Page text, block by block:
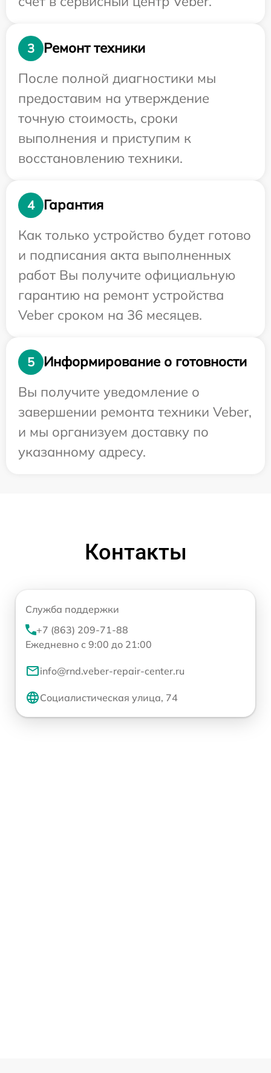
3
Ремонт техники
После полной диагностики мы
предоставим на утверждение
точную стоимость, сроки
выполнения и приступим к
восстановлению техники.
4
Гарантия
Как только устройство будет готово
и подписания акта выполненных
работ Вы получите официальную
гарантию на ремонт устройства
Veber сроком на 36 месяцев.
5
Информирование о готовности
Вы получите уведомление о
завершении ремонта техники Veber,
и мы организуем доставку по
указанному адресу.
Контакты
Служба поддержки
+7 (863) 209-71-88
Ежедневно с 9:00 до 21:00
info@rnd.veber-repair-center.ru
Социалистическая улица, 74